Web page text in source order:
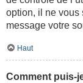
option, il ne vous
message votre
Haut
Comment puis-